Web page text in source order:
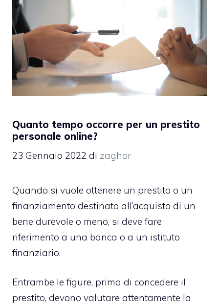
Quanto tempo occorre per un prestito
personale online?
23 Gennaio 2022 di zaghor
Quando si vuole ottenere un prestito o un
finanziamento destinato all’acquisto di un
bene durevole o meno, si deve fare
riferimento a una banca o a un istituto
finanziario.
Entrambe le figure, prima di concedere il
prestito, devono valutare attentamente la